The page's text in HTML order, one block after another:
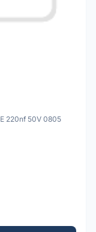
220nf 50V 0805